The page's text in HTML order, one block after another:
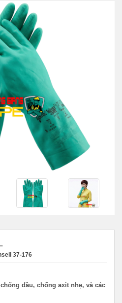
37-176
dầu, chống axit nhẹ, và các